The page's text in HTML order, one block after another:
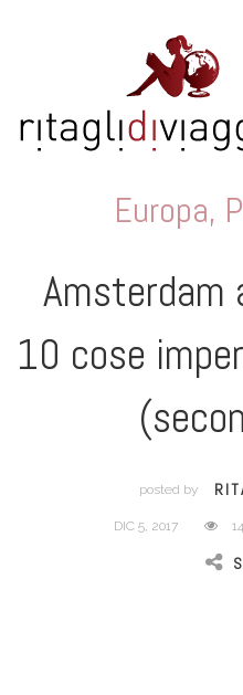
Europa,
Amsterdam
10 cose
posted by
DIC 5, 2017